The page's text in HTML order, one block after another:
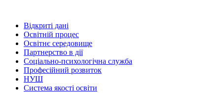
Відкриті дані
Освітній процес
Освітнє середовище
Партнерство в дії
Соціально-психологічна служба
Професійний розвиток
НУШ
Система якості освіти